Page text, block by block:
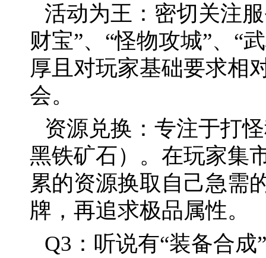
活动为王：密切关注
财宝”、“怪物攻城”、“
厚且对玩家基础要求相
会。
资源兑换：专注于打
黑铁矿石）。在玩家集
累的资源换取自己急需
牌，再追求极品属性。
Q3：听说有“装备合